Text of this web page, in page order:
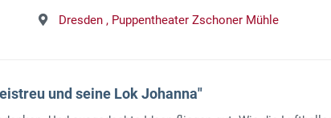
Dresden , Puppentheater Zschoner Mühle
und seine Lok Johanna"